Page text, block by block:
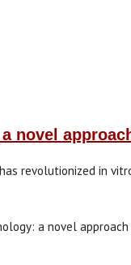
novel
revolutionized in
a novel